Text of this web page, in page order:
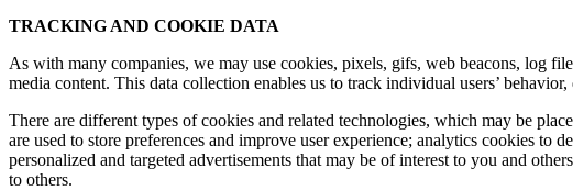
TRACKING AND COOKIE DATA
As with many companies, we may use cookies, pixels, gifs, web beacons, log
media content. This data collection enables us to track individual users’
There are different types of cookies and related technologies, which may be
are used to store preferences and improve user experience; analytics cookies
personalized and targeted advertisements that may be of interest to you and
to others.